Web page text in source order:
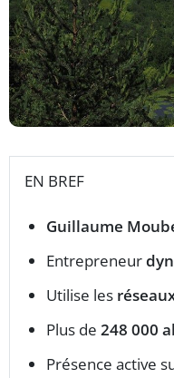
EN BREF
Guillaume
Entrepreneur
Utilise les
Plus de 248 000
Présence active